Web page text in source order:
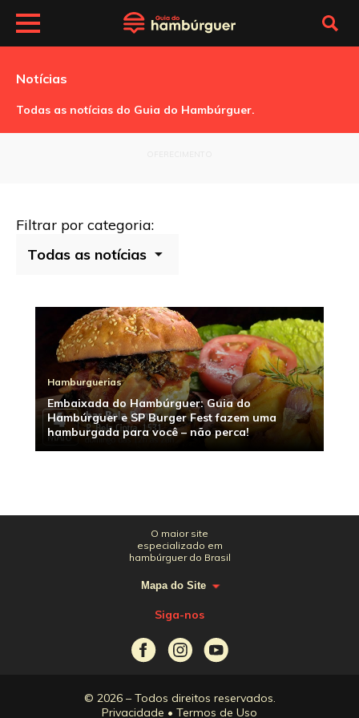
Notícias
Todas as notícias do Guia do Hambúrguer.
Filtrar por categoria:
Hamburguerias
Embaixada do Hambúrguer: Guia do
Hambúrguer e SP Burger Fest fazem uma
hamburgada para você – não perca!
O maior site
especializado em
hambúrguer do Brasil
Mapa do Site
Siga-nos
© 2026 – Todos direitos reservados.
Privacidade • Termos de Uso